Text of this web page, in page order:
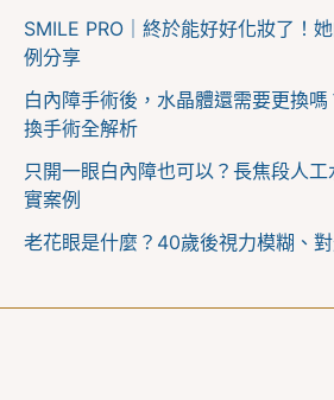
SMILE PRO｜終於能好好化妝了！
例分享
白內障手術後，水晶體還需要更換
換手術全解析
只開一眼白內障也可以？長焦段人
實案例
老花眼是什麼？40歲後視力模糊、